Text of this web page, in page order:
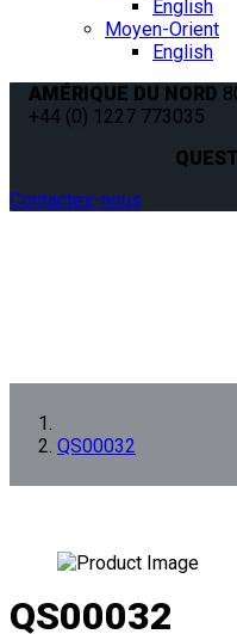
English
Moyen-Orient
English
AMÉRIQUE DU NORD
+44 (0) 1227 773035
Contactez-nous
QS00032
QS00032